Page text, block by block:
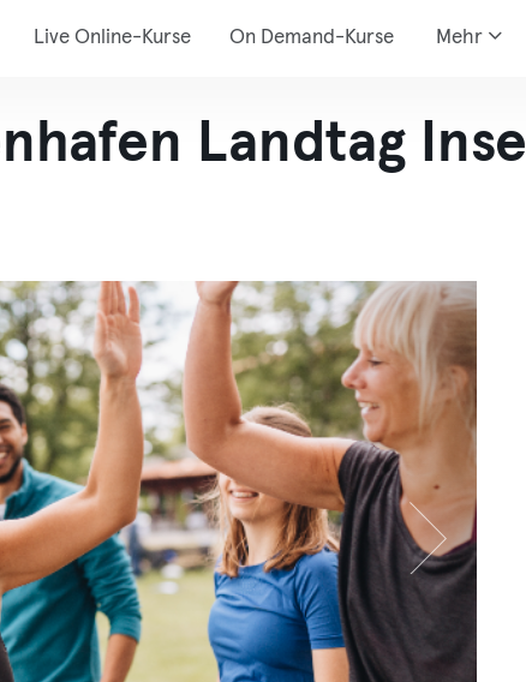
Live Online-Kurse On Demand-Kurse Mehr
Landtag Insel